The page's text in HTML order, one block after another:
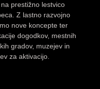
prestižno lestvico
Z lastno razvojno
nove koncepte ter
dogodkov, mestnih
gradov, muzejev in
za aktivacijo.